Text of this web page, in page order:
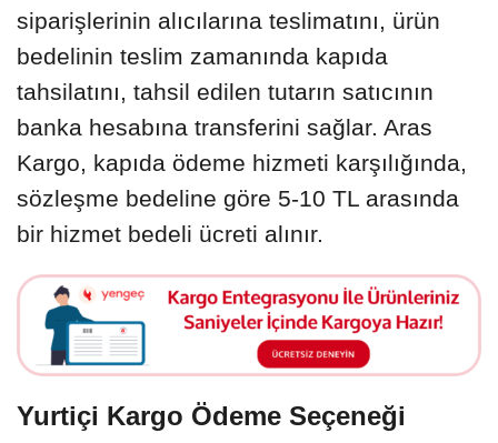
siparişlerinin alıcılarına teslimatını, ürün
bedelinin teslim zamanında kapıda
tahsilatını, tahsil edilen tutarın satıcının
banka hesabına transferini sağlar. Aras
Kargo, kapıda ödeme hizmeti karşılığında,
sözleşme bedeline göre 5-10 TL arasında
bir hizmet bedeli ücreti alınır.
Yurtiçi Kargo Ödeme Seçeneği